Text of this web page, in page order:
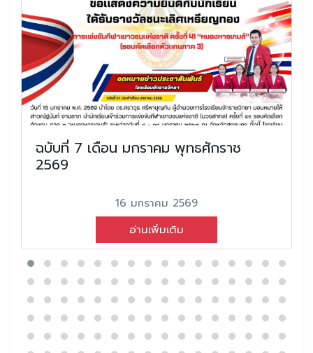
ฉบับที่ 7 เดือน มกราคม พุทธศักราช
2569
16 มกราคม 2569
อ่านเพิ่มเติม